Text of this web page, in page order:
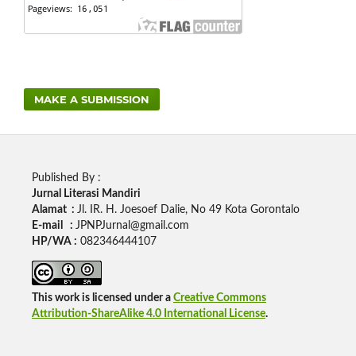
MAKE A SUBMISSION
Published By :
Jurnal Literasi Mandiri
Alamat : Jl. IR. H. Joesoef Dalie, No 49 Kota Gorontalo
E-mail : JPNPJurnal@gmail.com
HP/WA : 082346444107
This work is licensed under a Creative Commons
Attribution-ShareAlike 4.0 International License.